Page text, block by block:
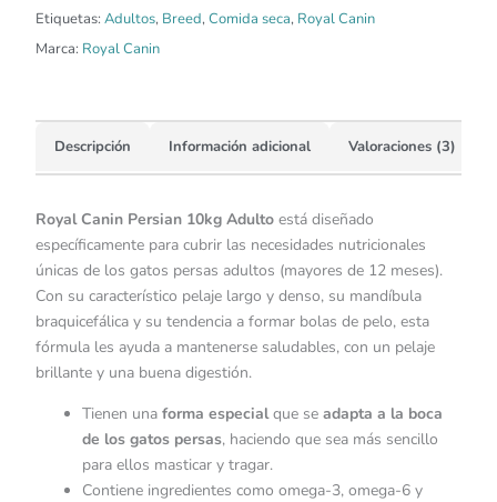
Etiquetas: Adultos, Breed,Comida seca, Royal Canin
Marca: Royal Canin
Descripción Información adicional Valoraciones (3)
Royal Canin Persian 10kg Adulto está diseñado
específicamente para cubrir las necesidades nutricionales
únicas de los gatos persas adultos (mayores de 12 meses).
Con su característico pelaje largo y denso, su mandíbula
braquicefálica y su tendencia a formar bolas de pelo, esta
fórmula les ayuda a mantenerse saludables, con un pelaje
brillante y una buena digestión.
Tienen una forma especialque se adapta a la boca
de los gatos persas, haciendo que sea más sencillo
para ellos masticar y tragar.
Contiene ingredientes como omega-3, omega-6 y